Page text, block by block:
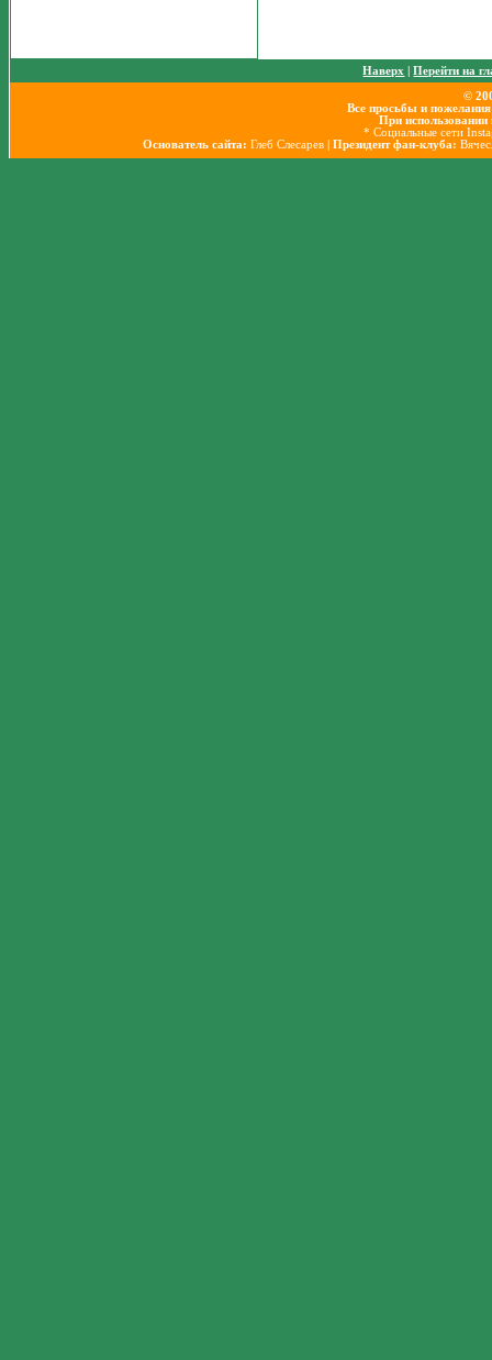
Наверх |Перейти на
©
Все просьбы и
При использовании
* Социальные сети
Основатель сайта: Глеб Слесарев | Президент фан-клуба: